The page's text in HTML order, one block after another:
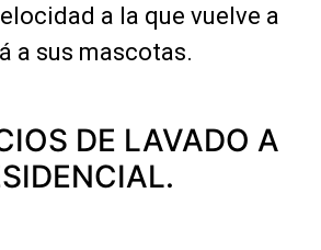
a la que vuelve a
a sus mascotas.
DE LAVADO A